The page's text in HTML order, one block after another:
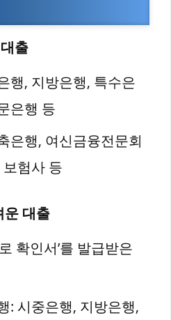
출
행, 지방은행, 특수은
은행 등
은행, 여신금융전문회
험사 등
운 대출
확인서’를 발급받은
: 시중은행, 지방은행,